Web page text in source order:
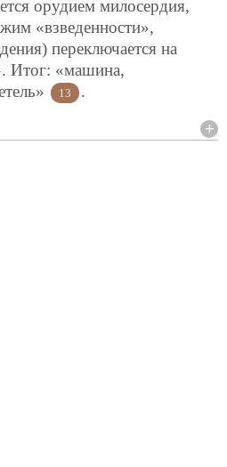
орудием милосердия,
«взведенности»,
переключается на
Итог: «машина,
13 .